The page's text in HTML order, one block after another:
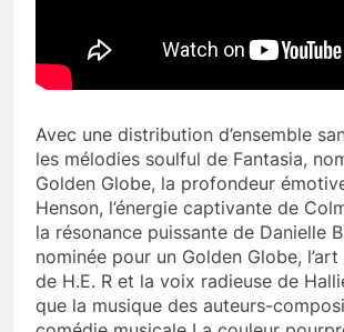
Avec une distribution d’ensemble
les mélodies soulful de Fantasia,
Golden Globe, la profondeur
Henson, l’énergie captivante de
la résonance puissante de Danielle
nominée pour un Golden Globe,
de H.E. R et la voix radieuse de
que la musique des auteurs-